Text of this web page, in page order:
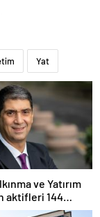
Yat
ve Yatırım
aktifleri 144
ulaştı